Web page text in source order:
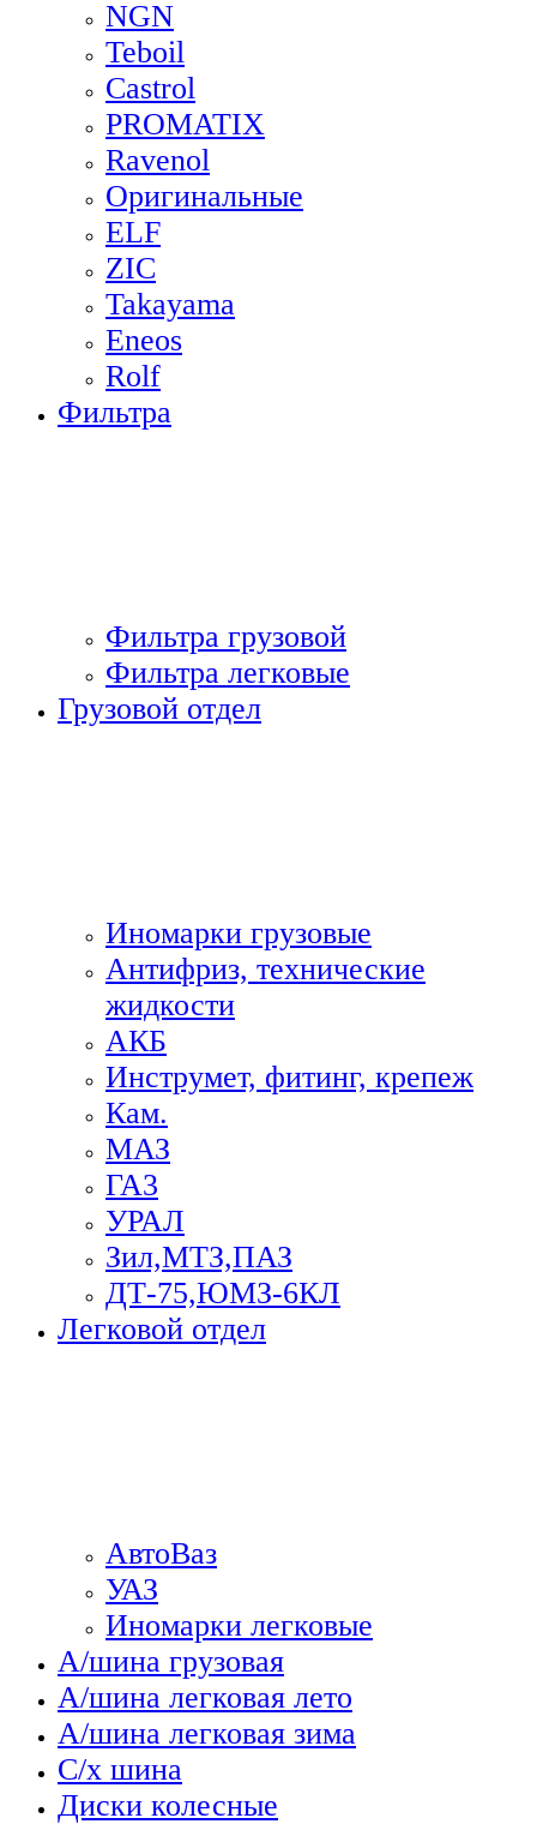
NGN
Teboil
Castrol
PROMATIX
Ravenol
Оригинальные
ELF
ZIC
Takayama
Eneos
Rolf
Фильтра
Фильтра грузовой
Фильтра легковые
Грузовой отдел
Иномарки грузовые
Антифриз, технические
жидкости
АКБ
Инструмет, фитинг, крепеж
Кам.
МАЗ
ГА3
УРАЛ
Зил,МТЗ,ПАЗ
ДТ-75,ЮМЗ-6КЛ
Легковой отдел
АвтоВаз
УАЗ
Иномарки легковые
А/шина грузовая
А/шина легковая лето
А/шина легковая зима
С/х шина
Диски колесные